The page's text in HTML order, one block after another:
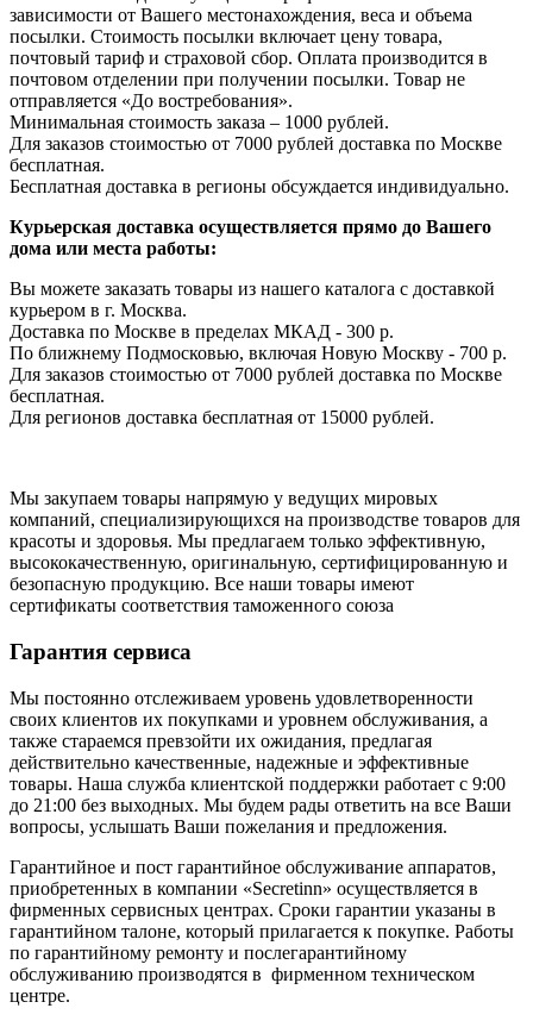
зависимости от Вашего местонахождения, веса и объема
посылки. Стоимость посылки включает цену товара,
почтовый тариф и страховой сбор. Оплата производится в
почтовом отделении при получении посылки. Товар не
отправляется «До востребования».
Минимальная стоимость заказа – 1000 рублей.
Для заказов стоимостью от 7000 рублей доставка по Москве
бесплатная.
Бесплатная доставка в регионы обсуждается индивидуально.
Курьерская доставка осуществляется прямо до Вашего
дома или места работы:
Вы можете заказать товары из нашего каталога с доставкой
курьером в г. Москва.
Доставка по Москве в пределах МКАД - 300 р.
По ближнему Подмосковью, включая Новую Москву - 700 р.
Для заказов стоимостью от 7000 рублей доставка по Москве
бесплатная.
Для регионов доставка бесплатная от 15000 рублей.
Мы закупаем товары напрямую у ведущих мировых
компаний, специализирующихся на производстве товаров для
красоты и здоровья. Мы предлагаем только эффективную,
высококачественную, оригинальную, сертифицированную и
безопасную продукцию. Все наши товары имеют
сертификаты соответствия таможенного союза
Гарантия сервиса
Мы постоянно отслеживаем уровень удовлетворенности
своих клиентов их покупками и уровнем обслуживания, а
также стараемся превзойти их ожидания, предлагая
действительно качественные, надежные и эффективные
товары. Наша служба клиентской поддержки работает с 9:00
до 21:00 без выходных. Мы будем рады ответить на все Ваши
вопросы, услышать Ваши пожелания и предложения.
Гарантийное и пост гарантийное обслуживание аппаратов,
приобретенных в компании «Secretinn» осуществляется в
фирменных сервисных центрах. Сроки гарантии указаны в
гарантийном талоне, который прилагается к покупке. Работы
по гарантийному ремонту и послегарантийному
обслуживанию производятся в фирменном техническом
центре.